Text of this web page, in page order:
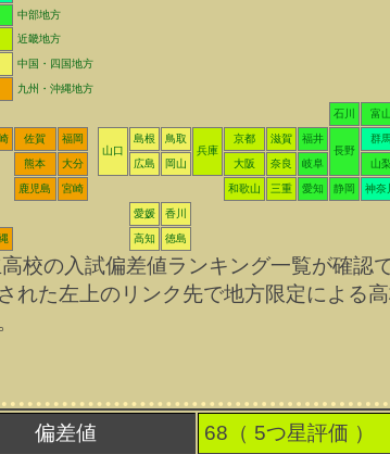
中部地方
近畿地方
中国・四国地方
九州・沖縄地方
石川 富山
佐賀
福岡
山口
島根
鳥取
兵庫
京都 滋賀
福井
長野
群
熊本 大分 広島 岡山 大阪 奈良 岐阜 山梨
鹿児島 宮崎 和歌山 三重 愛知 静岡 神奈
愛媛 香川
高知 徳島
の入試偏差値ランキング一覧が確認
れた左上のリンク先で地方限定による
偏差値 68（ 5つ星評価 ）